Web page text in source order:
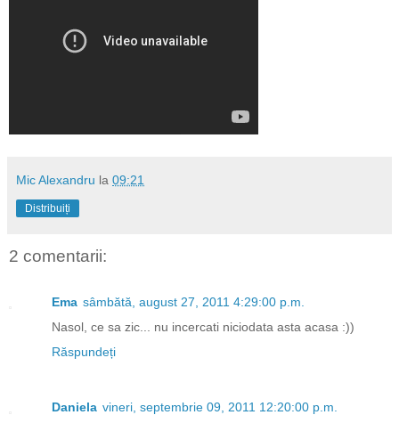
Mic Alexandru la 09:21
Distribuiți
2 comentarii:
Ema sâmbătă, august 27, 2011 4:29:00 p.m.
Nasol, ce sa zic... nu incercati niciodata asta acasa :))
Răspundeți
Daniela vineri, septembrie 09, 2011 12:20:00 p.m.